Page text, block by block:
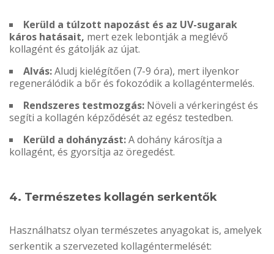
Kerüld a túlzott napozást és az UV-sugarak
káros hatásait, mert ezek lebontják a meglévő
kollagént és gátolják az újat.
Alvás:Aludj kielégítően (7-9 óra), mert ilyenkor
regenerálódik a bőr és fokozódik a kollagéntermelés.
Rendszeres testmozgás: Növeli a vérkeringést és
segíti a kollagén képződését az egész testedben.
Kerüld a dohányzást:A dohány károsítja a
kollagént, és gyorsítja az öregedést.
4. Természetes kollagén serkentők
Használhatsz olyan természetes anyagokat is, amelyek
serkentik a szervezeted kollagéntermelését: